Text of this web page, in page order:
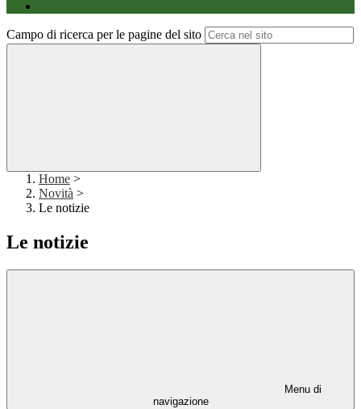
Campo di ricerca per le pagine del sito
Home >
Novità >
Le notizie
Le notizie
Menu di
navigazione